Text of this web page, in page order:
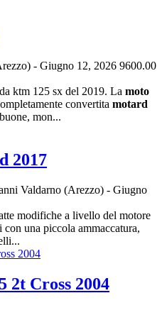
- Giugno 12, 2026 9600.00
ktm 125 sx del 2019. La moto
convertita motard
mon...
2017
Valdarno (Arezzo) - Giugno
modifiche a livello del motore
una piccola ammaccatura,
2t Cross 2004